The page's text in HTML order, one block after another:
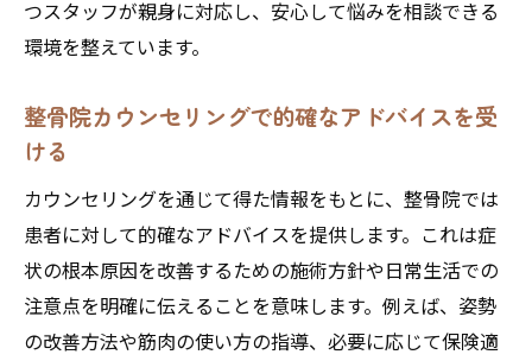
つスタッフが親身に対応し、安心して悩みを相談できる
環境を整えています。
整骨院カウンセリングで的確なアドバイスを受
ける
カウンセリングを通じて得た情報をもとに、整骨院では
患者に対して的確なアドバイスを提供します。これは症
状の根本原因を改善するための施術方針や日常生活での
注意点を明確に伝えることを意味します。例えば、姿勢
の改善方法や筋肉の使い方の指導、必要に応じて保険適